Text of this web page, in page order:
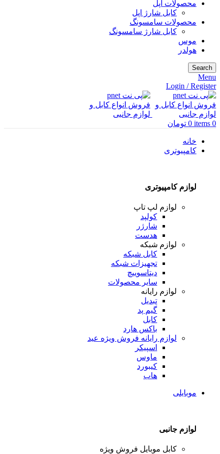
محصولات اپل
کابل شارژ اپل
محصولات سامسونگ
کابل شارژ سامسونگ
موس
هولدر
Search
Menu
Login / Register
0
items
0 تومان
خانه
کامپیوتری
لوازم کامپیوتری
لوازم لپ تاپ
کولپد
شارژر
هدست
لوازم شبکه
کابل شبکه
تجهیزات شبکه
دیتاسوییچ
سایر محصولات
لوازم رایانه
تبدیل
گیم پد
کابل
باکس هارد
لوازم رایانه فروش ویژه عید
اسپیکر
ماوس
کیبورد
هاب
موبایلی
لوازم جانبی
کابل موبایل فروش ویژه